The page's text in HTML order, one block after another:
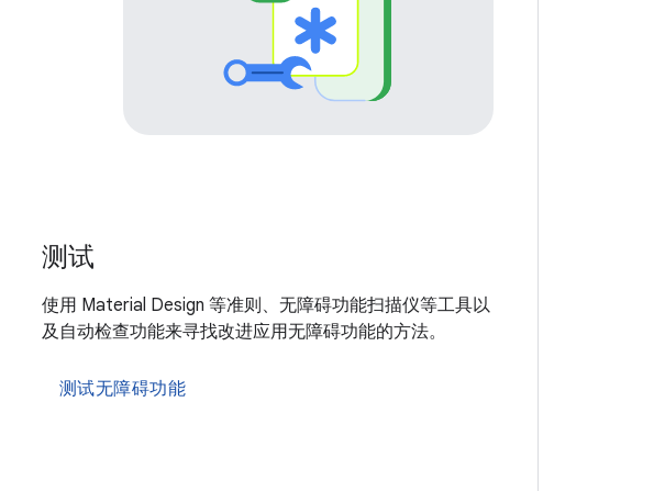
测试
使用 Material Design 等准则、无障碍功能扫描仪等工具以
及自动检查功能来寻找改进应用无障碍功能的方法。
测试无障碍功能